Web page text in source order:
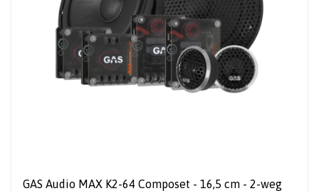
GAS Audio MAX K2-64 Composet - 16,5 cm - 2-weg